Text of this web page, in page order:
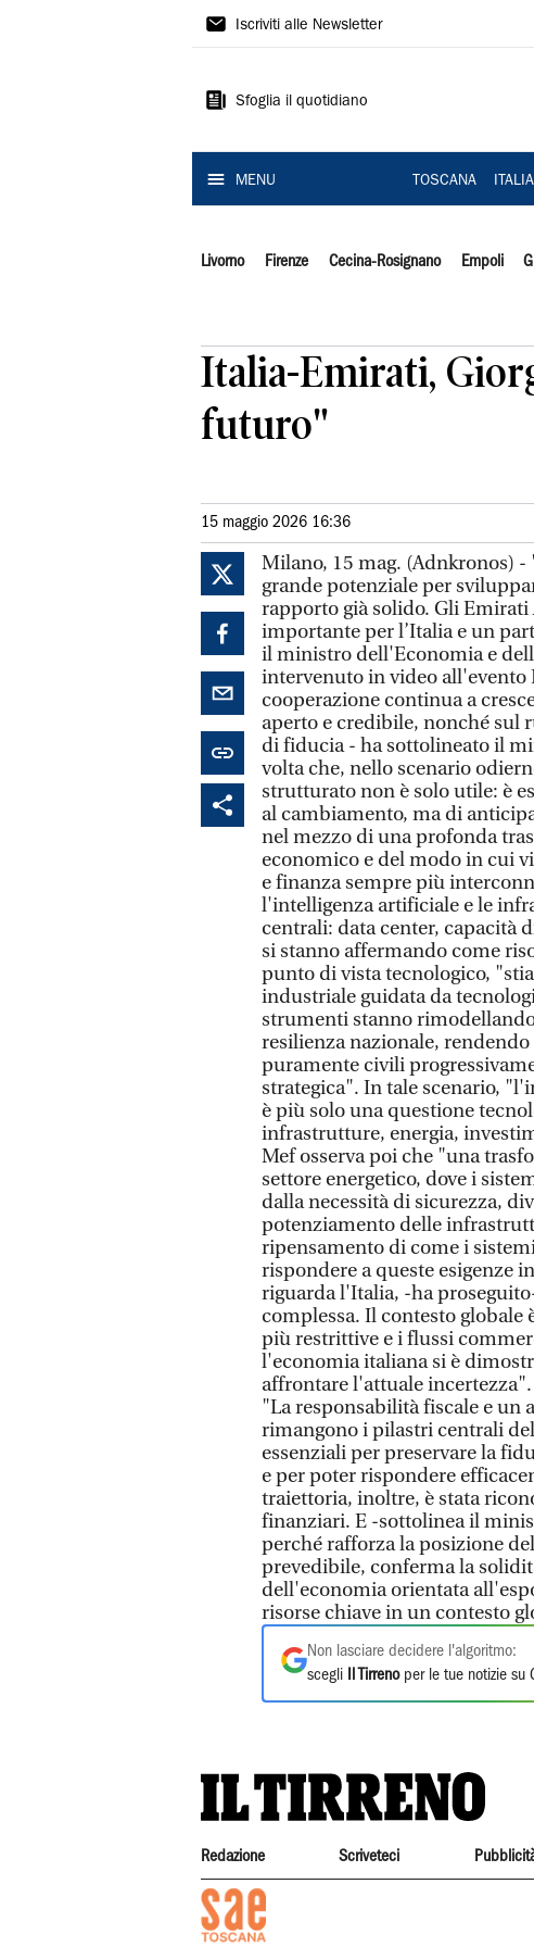
Il
Iscriviti alle Newsletter
Sfoglia il quotidiano
MENU TOSCANA
Livorno Firenze Cecina-Rosignano Empoli
Italia-Emirati,
futuro"
15 maggio 2026 16:36
Milano, 15 mag. (Adnkronos)
grande potenziale per
rapporto già solido. Gli
importante per l’Italia e un
il ministro dell'Economia e
intervenuto in video all'evento
cooperazione continua a
aperto e credibile, nonché sul
di fiducia - ha sottolineato il
volta che, nello scenario
strutturato non è solo utile: è
al cambiamento, ma di
nel mezzo di una profonda
economico e del modo in cui
e finanza sempre più
l'intelligenza artificiale e le
centrali: data center, capacità
si stanno affermando come
punto di vista tecnologico,
industriale guidata da
strumenti stanno
resilienza nazionale,
puramente civili
strategica". In tale scenario,
è più solo una questione
infrastrutture, energia,
Mef osserva poi che "una
settore energetico, dove i
dalla necessità di sicurezza,
potenziamento delle
ripensamento di come i
rispondere a queste esigenze
riguarda l'Italia, -ha
complessa. Il contesto
più restrittive e i flussi
l'economia italiana si è
affrontare l'attuale
"La responsabilità fiscale e
rimangono i pilastri centrali
essenziali per preservare la
e per poter rispondere
traiettoria, inoltre, è stata
finanziari. E -sottolinea il
perché rafforza la posizione
prevedibile, conferma la
dell'economia orientata
risorse chiave in un contesto
Non lasciare decidere l'algoritmo:
scegli
Il Tirrenoper le tue notizie su
Redazione Scriveteci